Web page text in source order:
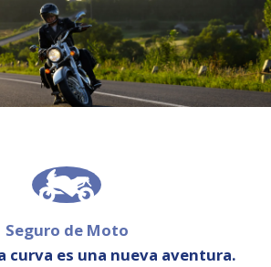
de herramientas
Seguro de Moto
curva es una nueva aventura.